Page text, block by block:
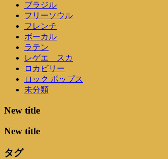
ブラジル
フリーソウル
フレンチ
ボーカル
ラテン
レゲエ スカ
ロカビリー
ロック ポップス
未分類
New title
New title
タグ